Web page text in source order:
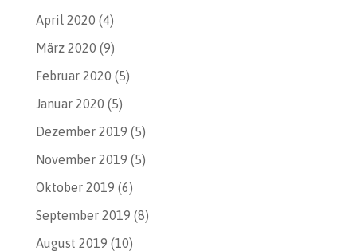
April 2020 (4)
März 2020 (9)
Februar 2020 (5)
Januar 2020 (5)
Dezember 2019 (5)
November 2019 (5)
Oktober 2019 (6)
September 2019 (8)
August 2019 (10)